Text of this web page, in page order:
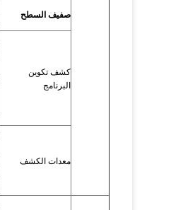
صفيف السطح
كشف تكوين
البرنامج
معدات الكشف